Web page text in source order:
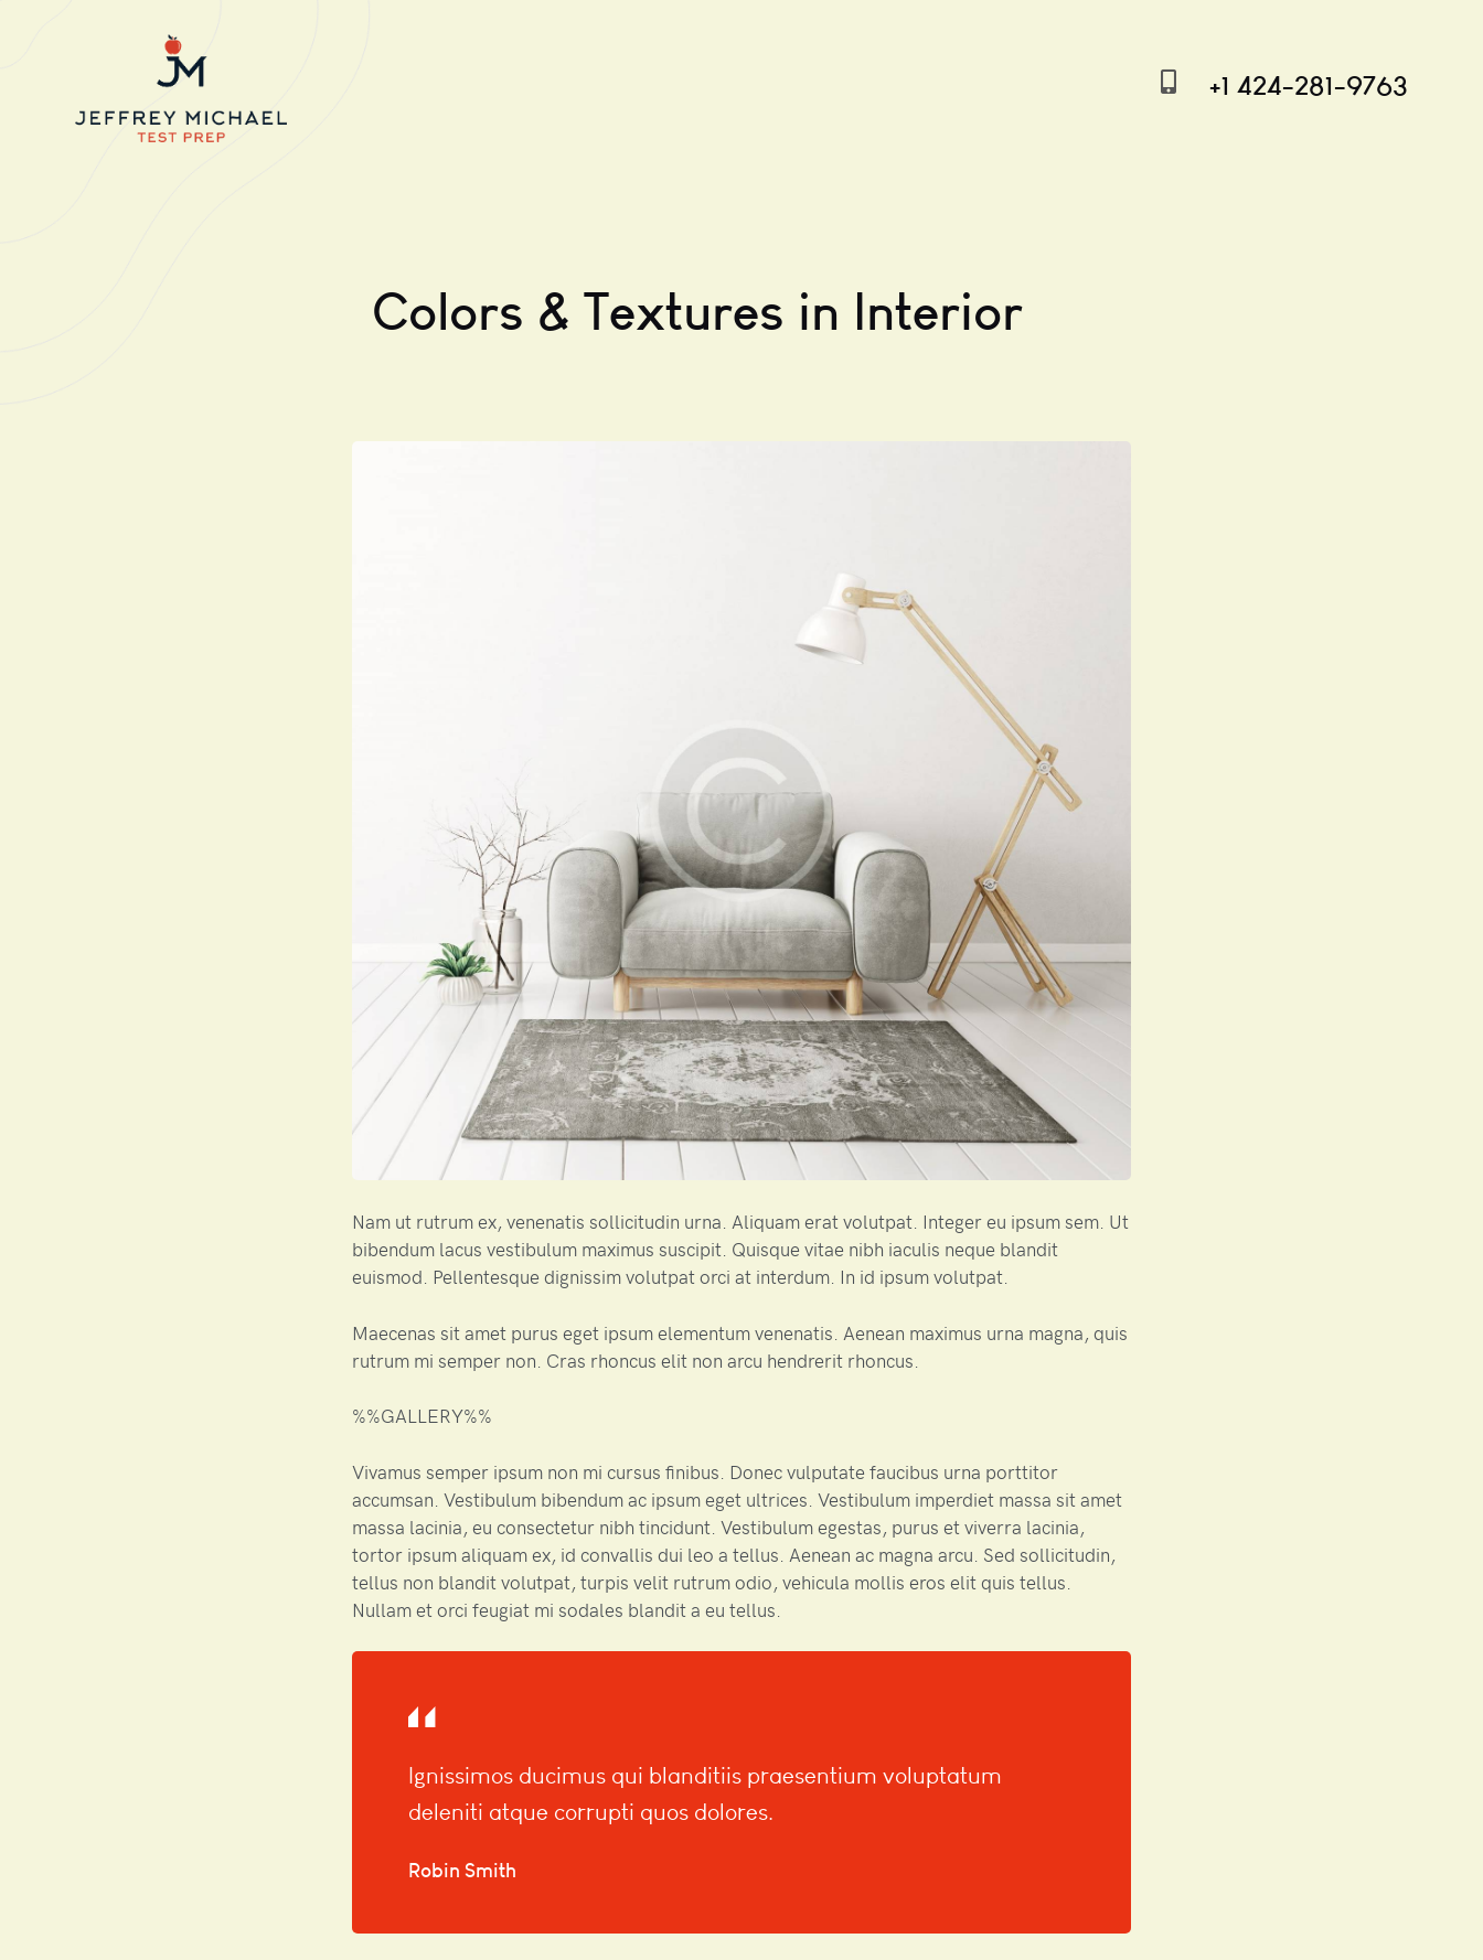
+1 424-281-9763
Colors & Textures in Interior
Nam ut rutrum ex, venenatis sollicitudin urna. Aliquam erat volutpat. Integer eu ipsum sem. Ut
bibendum lacus vestibulum maximus suscipit. Quisque vitae nibh iaculis neque blandit
euismod. Pellentesque dignissim volutpat orci at interdum. In id ipsum volutpat.
Maecenas sit amet purus eget ipsum elementum venenatis. Aenean maximus urna magna, quis
rutrum mi semper non. Cras rhoncus elit non arcu hendrerit rhoncus.
%%GALLERY%%
Vivamus semper ipsum non mi cursus finibus. Donec vulputate faucibus urna porttitor
accumsan. Vestibulum bibendum ac ipsum eget ultrices. Vestibulum imperdiet massa sit amet
massa lacinia, eu consectetur nibh tincidunt. Vestibulum egestas, purus et viverra lacinia,
tortor ipsum aliquam ex, id convallis dui leo a tellus. Aenean ac magna arcu. Sed sollicitudin,
tellus non blandit volutpat, turpis velit rutrum odio, vehicula mollis eros elit quis tellus.
Nullam et orci feugiat mi sodales blandit a eu tellus.
Ignissimos ducimus qui blanditiis praesentium voluptatum
deleniti atque corrupti quos dolores.
Robin Smith